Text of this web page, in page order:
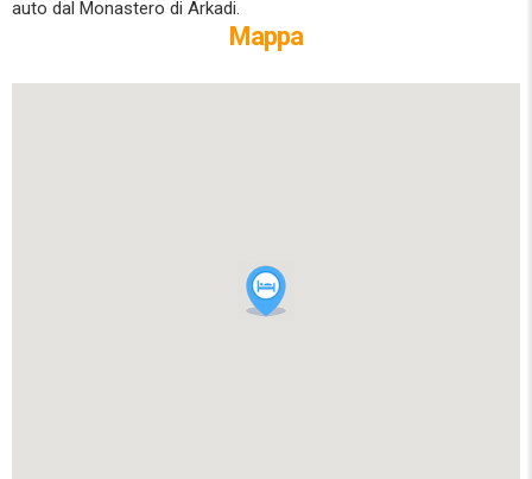
auto dal Monastero di Arkadi.
Mappa